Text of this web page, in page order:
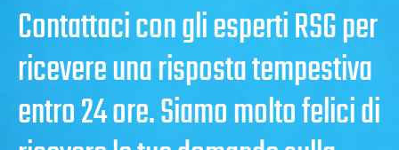
Contattaci con gli esperti RSG per
ricevere una risposta tempestiva
entro 24 ore. Siamo molto felici di